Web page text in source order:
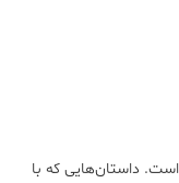
است. داستان‌هایی که با